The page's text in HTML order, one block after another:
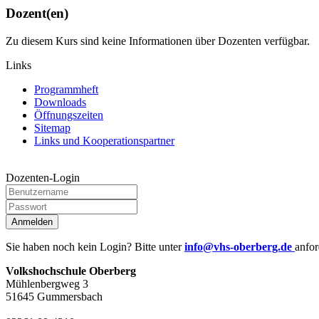
Dozent(en)
Zu diesem Kurs sind keine Informationen über Dozenten verfügbar.
Links
Programmheft
Downloads
Öffnungszeiten
Sitemap
Links und Kooperationspartner
Dozenten-Login
Anmelden
Sie haben noch kein Login? Bitte unterinfo@vhs-oberberg.de
Volkshochschule Oberberg
Mühlenbergweg 3
51645 Gummersbach